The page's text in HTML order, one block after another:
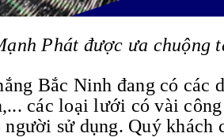
Phát được ưa chuộng
Bắc Ninh đang có các
các loại lưới có vài công
sử dụng. Quý khách